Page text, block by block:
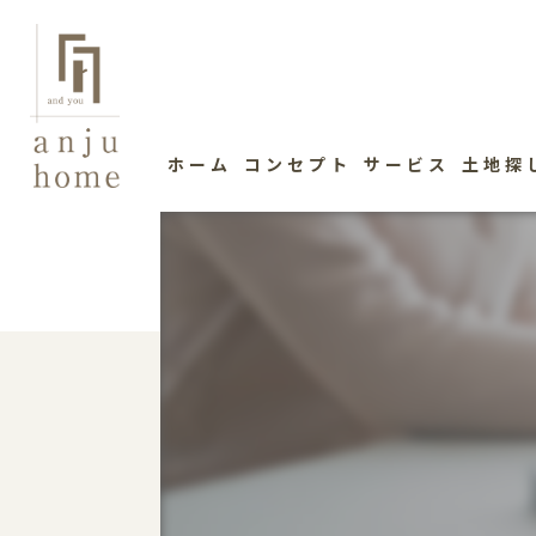
ホーム コンセプト サービス 土地探